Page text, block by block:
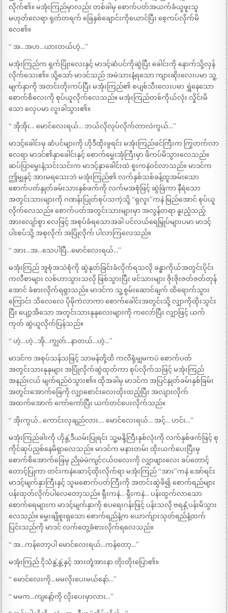
လိုက်၏။ မအုံးကြည်မှာလည်း တစ်ခါမှ စောက်ပတ်အယက်ခံယူဖူးသူ
မဟုတ်လေရာ ရုတ်တရက် ခြေနှစ်ချောင်းကိုယောင်ပြီး စေ့ကပ်လိုက်မိ
လေ၏။
“ အ…အဟ…ယားတယ်ဟဲ့…”
မအုံးကြည်က ရှက်ပြုံးလေးနှင့် မာဒင့်ဆံပင်ကိုဆွဲပြီး ခေါင်းကို နောက်သို့လှန်
လိုက်သေး၏။ သို့သော် မာဒင်သည် အမဲသားနံ့ရသော ကျားဆိုးလေးပမာ သူ့
မျက်နှာကို အတင်းတိုးကပ်ပြီး မအုံးကြည်၏ စပျစ်သီးလေးပမာ ရွှဲနေသော
စောက်စိလေးကို စုပ်ယူလိုက်လေသည်။ မအုံးကြည်တစ်ကိုယ်လုံး လှိုင်းမိ
သော လှေပမာ လူးခါသွား၏။
“ အိုအိုး… မောင်လေးရယ်… ဘယ်လိုလုပ်လိုက်တာလဲကွယ်…”
မာဒင့်ခေါင်းမှ ဆံပင်များကို ဟိုဒီထိုးဖွရင်း မအုံးကြည်ဖင်ကြီးက ကြွတက်လာ
လေရာ မာဒင်၏နှာခေါင်းနှင့် စောက်မွှေးအုံကြီးမှာ ဖိကပ်မိသွားလေသည်။
ဆပ်ပြာမွှေးနံ့သင်းသင်းက မာဒင့်နှာခေါင်းထဲ စူးကနဲဝင်လာသည်။ မာဒင်က
ဤမျှနှင့် အားမရသေးဘဲ မအုံးကြည်၏ လက်နှစ်သစ်ခန့်ထူအမ်းသော
စောက်ပတ်နှုတ်ခမ်းသားနှစ်ဖက်ကို လက်မအစုံဖြင့် ဆွဲဖြဲကာ နီရဲသော
အတွင်းသားများကို ဂဏန်းပြုတ်စုပ်သကဲ့သို့ “ရှလူး”ကနဲ မြည်အောင် စုပ်ယူ
လိုက်လေသည်။ စောက်ပတ်အတွင်းသားများမှာ အလွန်တရာ နူးညံ့သည့်
အားလျော်စွာ လေဖြင့် အစုပ်ခံရသောအခါ ပင်လယ်ရေမြှုပ်များပမာ မာဒင့်
ပါးစပ်သို့ အစုလိုက် အပြုံလိုက် ပါလာကြလေသည်။
“ အား…အ…သေပါပြီ…မောင်လေးရယ်…”
မအုံးကြည် အူစုံအသဲစုံကို ဆွဲနုတ်ခြင်းခံလိုက်ရသလို ခန္ဓာကိုယ်အတွင်းပိုင်း
ကလီစာများ လစ်ဟာသွားသလို ဖြစ်သွားပြီး ဖင်သားများ ဇိုးဇိုးဇတ်ဇတ်တုန်
အောင် ခံစားလိုက်ရရှာသည်။ မာဒင်က သူ့စွမ်းဆောင်ချက် ထိရောက်သွား
ကြောင်း သိလေလေ ပိုမိုကဲလာကာ စောက်ခေါင်းအတွင်းသို့ လျှာကိုထိုးသွင်း
ပြီး ပျော့အိသော အတွင်းသားနုနုလေးများကို ကလော်ပြီး လျှာဖြင့် ယက်
ကုတ် ဆွဲယူလိုက်ပြန်သည်။
“ ဟဲ့…ဟဲ့…အို…ကျွတ်…နာတယ်…ဟဲ့…”
မာဒင်က အစုပ်သန်သဖြင့် သာမန်တို့ထိ ကလိရုံမျှမကပဲ စောက်ပတ်
အတွင်းသားနုနုများ အပြုံလိုက်ဆွဲထုတ်ကာ စုပ်လိုက်သဖြင့် မအုံးကြည်
အနည်းငယ် မျက်ရည်ဝဲသွား၏။ ထိုအခါမှ မာဒင်က အပြင်နှုတ်ခမ်းနှစ်ခြမ်း
အတွင်းအောက်ခြေကို လျှာစောင်းလေးထိုးထည့်ပြီး အလျားလိုက်
အထက်အောက် ကော်ကော်ပြီး ယက်တင်ပေးလိုက်သည်။
“ အိုးကွယ်…ကောင်းလှချည်လား…. မောင်လေးရယ်… အင့်… ဟင်း…”
မအုံးကြည်ခါးကို ဟိုနွဲ့ဒီယမ်းပြုရင်း သူ့မနို့ကြီးနှစ်လုံးကို လက်နှစ်ဖက်ဖြင့် စု
ကိုင်ဆုပ်ညှစ်နေမိရှာလေသည်။ မာဒင်က မနားတမ်း ထိုးယက်ပေးပြီးမှ
စောက်စိအောက်ခြေမှ ညိုမဲမဲကျင်ငယ်ဝလေးကို လျှာဖျားလေး ခပ်တောင့်
တောင့်ပြုကာ တင်းကနဲဆောင့်ထိုးလိုက်ရာ မအုံးကြည် “အား”ကနဲ အော်ရင်း
မာဒင့်မျက်နှာကြီးနှင့် သူမစောက်ပတ်ကြီးကို အတင်းဆွဲဖိ၍ စောက်ရည်များ
ပန်းထုတ်လိုက်ပါလေတော့သည်။ ရှီးကနဲ… ရှီးကနဲ… ပန်းထွက်လာသော
စောက်ရေများက မာဒင့်မျက်နှာကို စပရေးဂန်းဖြင့် ပန်းသလို ဗရနှံ့ပန်းမိသွား
လေသည်။ မွှေးချိုစူးရှသော စောက်ရည်နံ့က ယောက်ျားသုတ်ရည်နံ့ထက်
ပြင်းသည်ကို မာဒင် လက်တွေ့ခံစားလိုက်ရလေသည်။
“ အ…ကန်တော့ပါ မောင်လေးရယ်…ကန်တော့…”
မအုံးကြည် ငိုသံနွဲ့နွဲ့နှင့် အားတုံ့အားနာ တိုးတိုးပြော၏။
“ မောင်လေးကို…မမလိုးပေးမယ်နော်…”
“ မမက…ကျနော့်ကို လိုးပေးမှာလား…”